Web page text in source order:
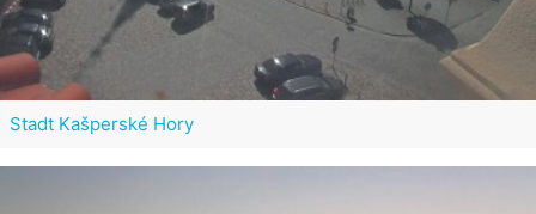
Stadt Kašperské Hory